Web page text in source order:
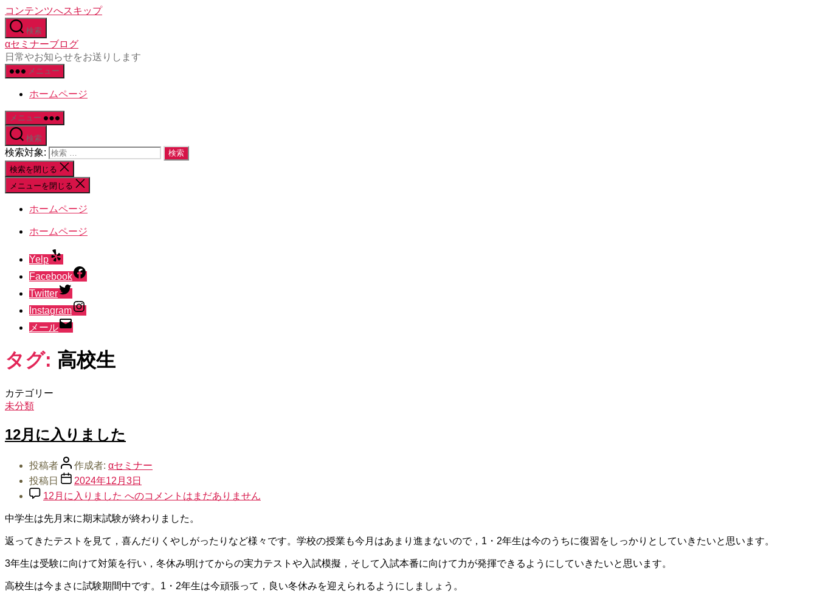
コンテンツへスキップ
検索
αセミナーブログ
日常やお知らせをお送りします
メニュー
ホームページ
メニュー
検索
検索対象:
検索を閉じる
メニューを閉じる
ホームページ
ホームページ
Yelp
Facebook
Twitter
Instagram
メール
タグ: 高校生
カテゴリー
未分類
12月に入りました
投稿者 作成者: αセミナー
投稿日
2024年12月3日
12月に入りました へのコメントはまだありません
中学生は先月末に期末試験が終わりました。
返ってきたテストを見て，喜んだりくやしがったりなど様々です。学校の授業も今月はあまり進まないので，1・2年生は今のうちに復習をしっかりとしていきたいと思います。
3年生は受験に向けて対策を行い，冬休み明けてからの実力テストや入試模擬，そして入試本番に向けて力が発揮できるようにしていきたいと思います。
高校生は今まさに試験期間中です。1・2年生は今頑張って，良い冬休みを迎えられるようにしましょう。